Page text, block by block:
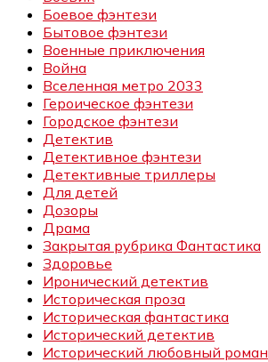
Боевое фэнтези
Бытовое фэнтези
Военные приключения
Война
Вселенная метро 2033
Героическое фэнтези
Городское фэнтези
Детектив
Детективное фэнтези
Детективные триллеры
Для детей
Дозоры
Драма
Закрытая рубрика Фантастика
Здоровье
Иронический детектив
Историческая проза
Историческая фантастика
Исторический детектив
Исторический любовный роман